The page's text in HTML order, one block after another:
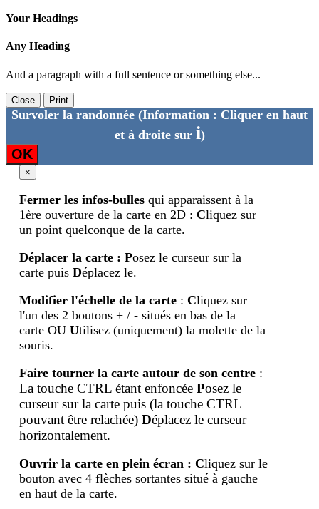
Your Headings
Any Heading
And a paragraph with a full sentence or something else...
Close Print
Survoler la randonnée (Information : Cliquer en haut
et à droite sur i)
OK
×
Fermer les infos-bullesqui apparaissent à la
1ère ouverture de la carte en 2D :Cliquez sur
un point quelconque de la carte.
Déplacer la carte : Posez le curseur sur la
carte puisDéplacez le.
Modifier l'échelle de la carte :Cliquez sur
l'un des 2 boutons + / - situés en bas de la
carte OUUtilisez (uniquement) la molette de la
souris.
Faire tourner la carte autour de son centre :
La touche CTRL étant enfoncéePosez le
curseur sur la carte puis (la toucheCTRL
pouvant être relachée)Déplacez le curseur
horizontalement.
Ouvrir la carte en plein écran :Cliquez sur le
bouton avec 4 flèches sortantes situé à gauche
en haut de la carte.